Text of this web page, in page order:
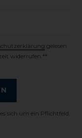
gelesen
widerrufen.**
sich um ein Pflichtfeld.